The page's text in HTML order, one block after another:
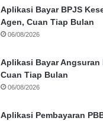
Aplikasi Bayar BPJS
Agen, Cuan Tiap Bulan
06/08/2026
Aplikasi Bayar Angsuran
Cuan Tiap Bulan
06/08/2026
Aplikasi Pembayaran